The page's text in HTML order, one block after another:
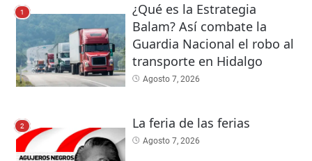
1
¿Qué es la Estrategia
Balam? Así combate la
Guardia Nacional el robo al
transporte en Hidalgo
Agosto 7, 2026
2 La feria de las ferias
Agosto 7, 2026